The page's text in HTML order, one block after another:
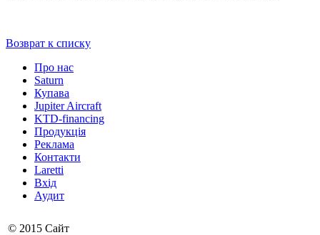
Возврат к списку
Про нас
Saturn
Купава
Jupiter Aircraft
KTD-financing
Продукція
Реклама
Контакти
Laretti
Вхід
Аудит
© 2015 Сайт